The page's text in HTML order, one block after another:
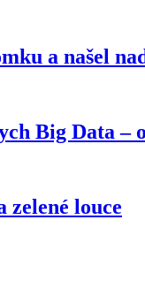
a našel
Big Data –
zelené louce